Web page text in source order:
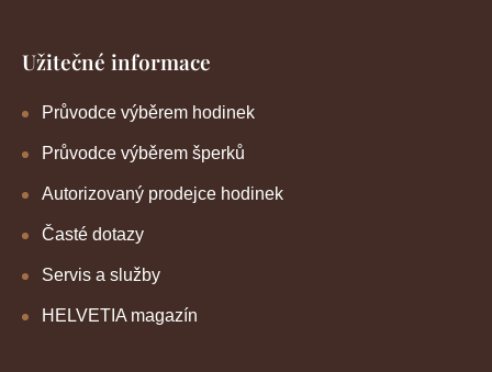
Užitečné informace
Průvodce výběrem hodinek
Průvodce výběrem šperků
Autorizovaný prodejce hodinek
Časté dotazy
Servis a služby
HELVETIA magazín